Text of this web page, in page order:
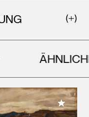
hinzufügen
Meiner